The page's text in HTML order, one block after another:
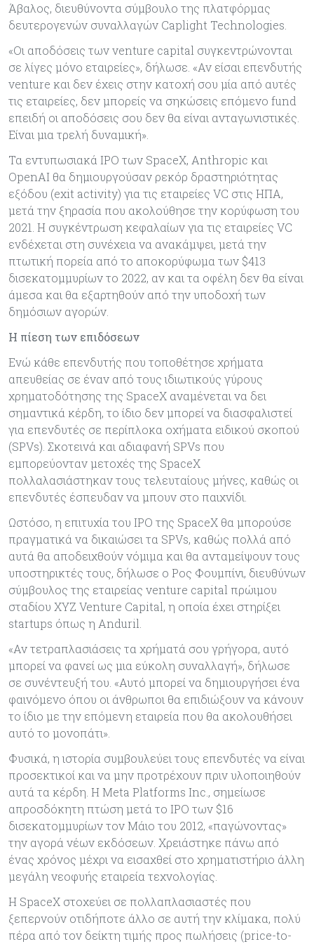
Άβαλος, διευθύνοντα σύμβουλο της πλατφόρμας
δευτερογενών συναλλαγών Caplight Technologies.
«Οι αποδόσεις των venture capital συγκεντρώνονται
σε λίγες μόνο εταιρείες», δήλωσε. «Αν είσαι επενδυτής
venture και δεν έχεις στην κατοχή σου μία από αυτές
τις εταιρείες, δεν μπορείς να σηκώσεις επόμενο fund
επειδή οι αποδόσεις σου δεν θα είναι ανταγωνιστικές.
Είναι μια τρελή δυναμική».
Τα εντυπωσιακά IPO των SpaceX, Anthropic και
OpenAI θα δημιουργούσαν ρεκόρ δραστηριότητας
εξόδου (exit activity) για τις εταιρείες VC στις ΗΠΑ,
μετά την ξηρασία που ακολούθησε την κορύφωση του
2021. Η συγκέντρωση κεφαλαίων για τις εταιρείες VC
ενδέχεται στη συνέχεια να ανακάμψει, μετά την
πτωτική πορεία από το αποκορύφωμα των $413
δισεκατομμυρίων το 2022, αν και τα οφέλη δεν θα είναι
άμεσα και θα εξαρτηθούν από την υποδοχή των
δημόσιων αγορών.
Η πίεση των επιδόσεων
Ενώ κάθε επενδυτής που τοποθέτησε χρήματα
απευθείας σε έναν από τους ιδιωτικούς γύρους
χρηματοδότησης της SpaceX αναμένεται να δει
σημαντικά κέρδη, το ίδιο δεν μπορεί να διασφαλιστεί
για επενδυτές σε περίπλοκα οχήματα ειδικού σκοπού
(SPVs). Σκοτεινά και αδιαφανή SPVs που
εμπορεύονταν μετοχές της SpaceX
πολλαλασιάστηκαν τους τελευταίους μήνες, καθώς οι
επενδυτές έσπευδαν να μπουν στο παιχνίδι.
Ωστόσο, η επιτυχία του IPO της SpaceX θα μπορούσε
πραγματικά να δικαιώσει τα SPVs, καθώς πολλά από
αυτά θα αποδειχθούν νόμιμα και θα ανταμείψουν τους
υποστηρικτές τους, δήλωσε ο Ρος Φουμπίνι, διευθύνων
σύμβουλος της εταιρείας venture capital πρώιμου
σταδίου XYZ Venture Capital, η οποία έχει στηρίξει
startups όπως η Anduril.
«Αν τετραπλασιάσεις τα χρήματά σου γρήγορα, αυτό
μπορεί να φανεί ως μια εύκολη συναλλαγή», δήλωσε
σε συνέντευξή του. «Αυτό μπορεί να δημιουργήσει ένα
φαινόμενο όπου οι άνθρωποι θα επιδιώξουν να κάνουν
το ίδιο με την επόμενη εταιρεία που θα ακολουθήσει
αυτό το μονοπάτι».
Φυσικά, η ιστορία συμβουλεύει τους επενδυτές να είναι
προσεκτικοί και να μην προτρέχουν πριν υλοποιηθούν
αυτά τα κέρδη. Η Meta Platforms Inc., σημείωσε
απροσδόκητη πτώση μετά το IPO των $16
δισεκατομμυρίων τον Μάιο του 2012, «παγώνοντας»
την αγορά νέων εκδόσεων. Χρειάστηκε πάνω από
ένας χρόνος μέχρι να εισαχθεί στο χρηματιστήριο άλλη
μεγάλη νεοφυής εταιρεία τεχνολογίας.
Η SpaceX στοχεύει σε πολλαπλασιαστές που
ξεπερνούν οτιδήποτε άλλο σε αυτή την κλίμακα, πολύ
πέρα από τον δείκτη τιμής προς πωλήσεις (price-to-